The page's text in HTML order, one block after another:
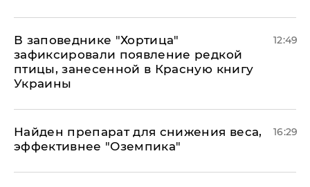
В заповеднике "Хортица"
зафиксировали появление редкой
птицы, занесенной в Красную книгу
Украины
12:49
Найден препарат для снижения веса,
эффективнее "Оземпика"
16:29